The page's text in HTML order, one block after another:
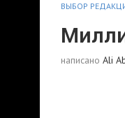
ВЫБОР
написано Ali